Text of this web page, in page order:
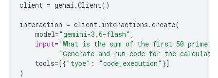
client = genai .Client()
interaction = client. interactions .create(
model="gemini-3.6-flash" ,
input="What is the sum of the first 50 prime
"Generate and run code for the
tools=[{"type" : "code_execution" }]
)